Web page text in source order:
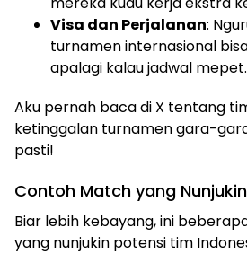
Visa dan Perjalanan:
turnamen internasional
apalagi kalau jadwal mepet.
Aku pernah baca di X tentang
ketinggalan turnamen gara-
pasti!
Contoh Match yang
Biar lebih kebayang, ini
yang nunjukin potensi tim